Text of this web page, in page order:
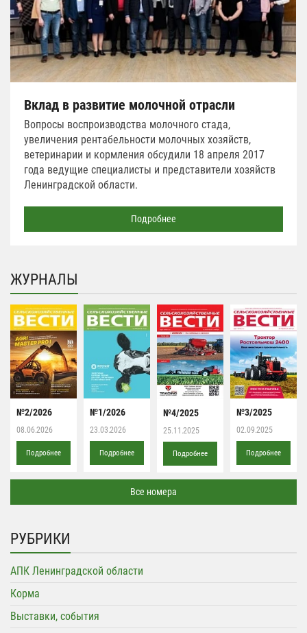
Вклад в развитие молочной отрасли
Вопросы воспроизводства молочного стада,
увеличения рентабельности молочных хозяйств,
ветеринарии и кормления обсудили 18 апреля 2017
года ведущие специалисты и представители хозяйств
Ленинградской области.
Подробнее
ЖУРНАЛЫ
№2/2026
08.06.2026
Подробнее
№1/2026
23.03.2026
Подробнее
№4/2025
25.11.2025
Подробнее
№3/2025
02.09.2025
Подробнее
Все номера
РУБРИКИ
АПК Ленинградской области
Корма
Выставки, события